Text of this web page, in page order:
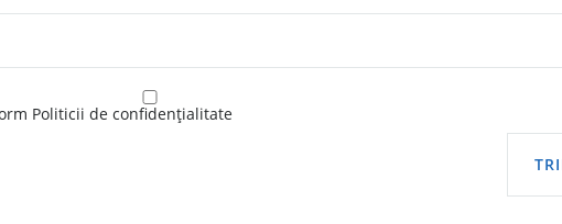
Politicii de confidențialitate